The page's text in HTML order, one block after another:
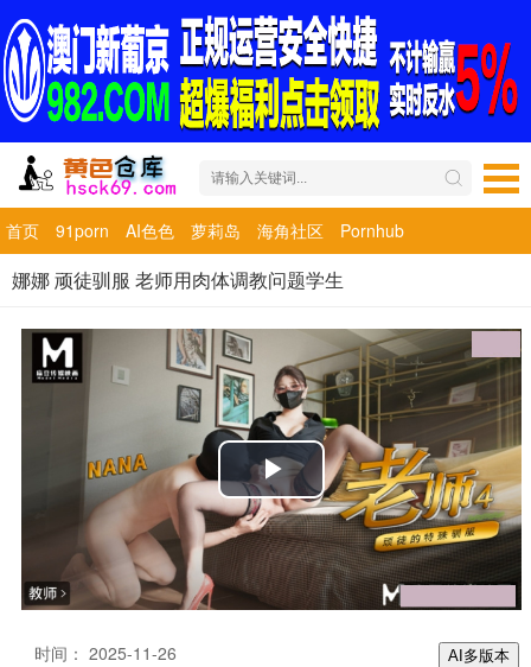
首页 91porn AI色色 萝莉岛 海角社区 Pornhub
娜娜 顽徒驯服 老师用肉体调教问题学生
AI多版本
时间： 2025-11-26